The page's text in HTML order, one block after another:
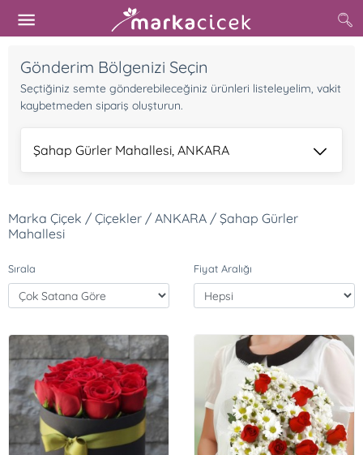
Gönderim Bölgenizi Seçin
Seçtiğiniz semte gönderebileceğiniz ürünleri listeleyelim, vakit
kaybetmeden sipariş oluşturun.
Şahap Gürler Mahallesi, ANKARA
Marka Çiçek / Çiçekler / ANKARA / Şahap Gürler
Mahallesi
Sırala Fiyat Aralığı